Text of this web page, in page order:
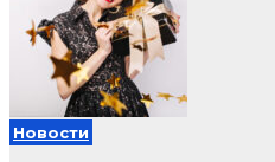
Новости